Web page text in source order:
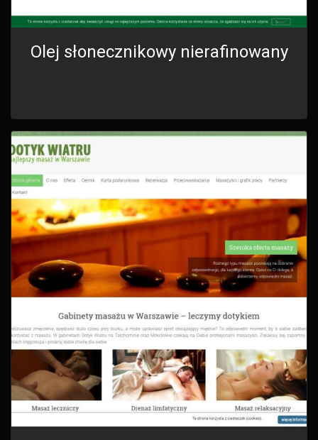
Olej słonecznikowy nierafinowany